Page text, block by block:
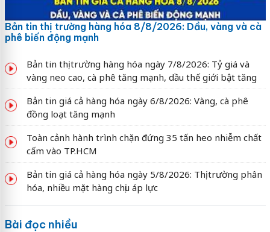
Bản tin thị trường hàng hóa 8/8/2026: Dầu, vàng và cà
phê biến động mạnh
Bản tin thị trường hàng hóa ngày 7/8/2026: Tỷ giá và
vàng neo cao, cà phê tăng mạnh, dầu thế giới bật tăng
Bản tin giá cả hàng hóa ngày 6/8/2026: Vàng, cà phê
đồng loạt tăng mạnh
Toàn cảnh hành trình chặn đứng 35 tấn heo nhiễm chất
cấm vào TP.HCM
Bản tin giá cả hàng hóa ngày 5/8/2026: Thị trường phân
hóa, nhiều mặt hàng chịu áp lực
Bài đọc nhiều